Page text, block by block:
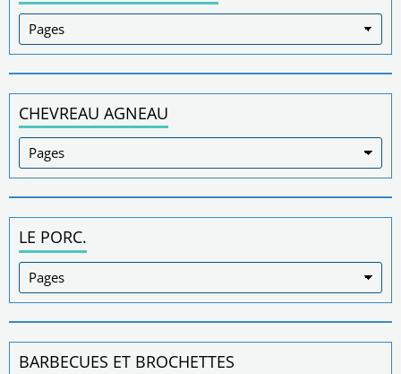
CHEVREAU AGNEAU
LE PORC.
BARBECUES ET BROCHETTES